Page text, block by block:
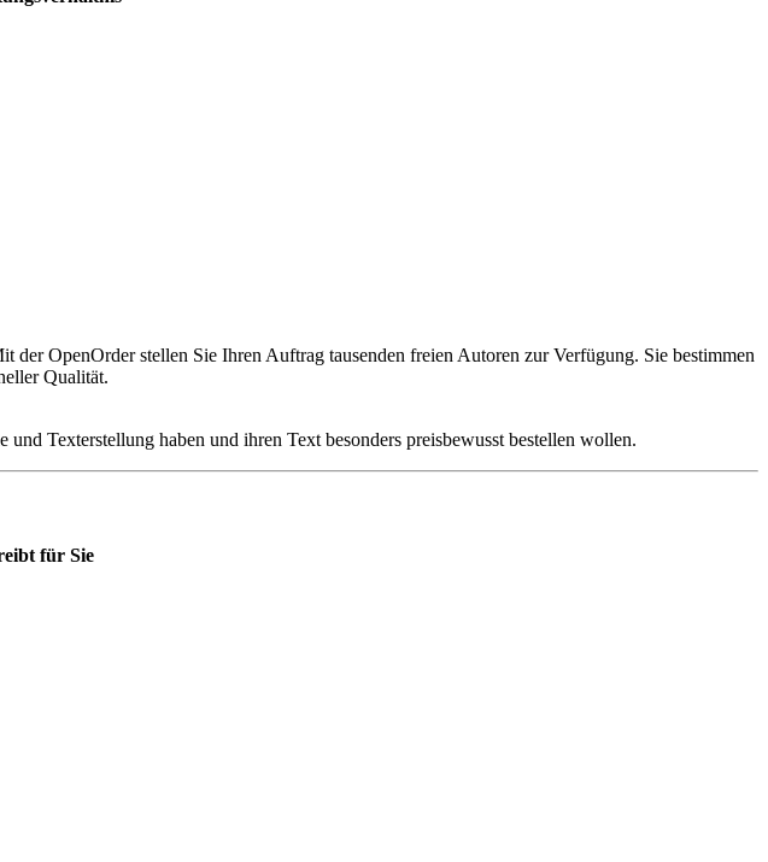
OpenOrder stellen Sie Ihren Auftrag tausenden freien Autoren zur Verfügung. Sie bestimmen
Qualität.
Texterstellung haben und ihren Text besonders preisbewusst bestellen wollen.
für Sie